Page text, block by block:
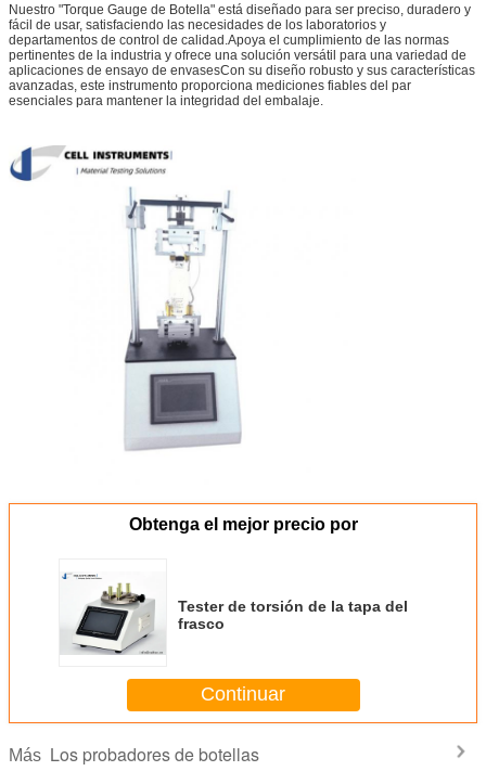
Nuestro "Torque Gauge de Botella" está diseñado para ser preciso, duradero y
fácil de usar, satisfaciendo las necesidades de los laboratorios y
departamentos de control de calidad.Apoya el cumplimiento de las normas
pertinentes de la industria y ofrece una solución versátil para una variedad de
aplicaciones de ensayo de envasesCon su diseño robusto y sus características
avanzadas, este instrumento proporciona mediciones fiables del par
esenciales para mantener la integridad del embalaje.
Obtenga el mejor precio por
Tester de torsión de la tapa del
frasco
Continuar
Más Los probadores de botellas